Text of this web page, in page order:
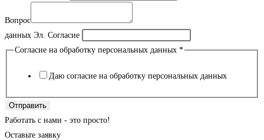
Вопрос
данных Эл. Согласие
Согласие на обработку персональных данных *
Даю согласие на обработку персональных данных
Отправить
Работать с нами - это просто!
Оставьте заявку